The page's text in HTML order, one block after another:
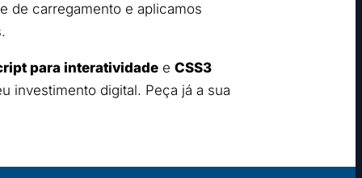
de carregamento e aplicamos
para interatividadee CSS3
investimento digital. Peça já a sua